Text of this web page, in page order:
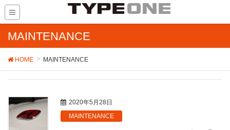
MAINTENANCE
HOME MAINTENANCE
2020年5月28日
MAINTENANCE